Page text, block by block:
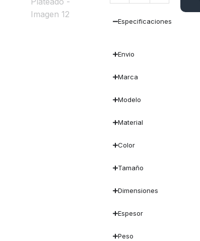
Especificaciones
Envio
Marca
Modelo
Material
Color
Tamaño
Dimensiones
Espesor
Peso